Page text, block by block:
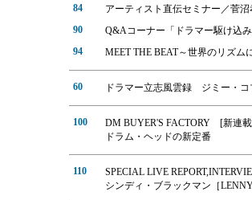
84
アーティスト直伝セミナー／菅
90
Q&Aコーナー「ドラマー駆け込
94
MEET THE BEAT～世界のリズム
60 ドラマー立志風雲録 ジミー・コ
100
DM BUYER'S FACTORY [新連
ドラム・ヘッドの新定番
110
SPECIAL LIVE
シンディ・ブラックマン［